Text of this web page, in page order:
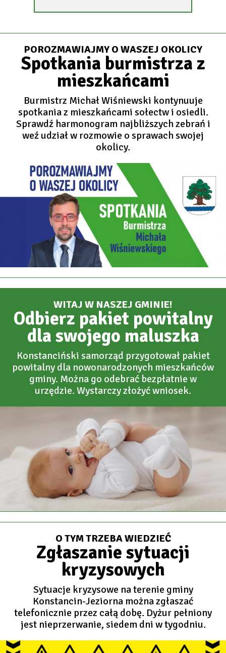
TAB
POROZMAWIAJMY O WASZEJ OKOLICY
Spotkania burmistrza z
mieszkańcami
Burmistrz Michał Wiśniewski kontynuuje
spotkania z mieszkańcami sołectw i osiedli.
Sprawdź harmonogram najbliższych zebrań i
weź udział w rozmowie o sprawach swojej
okolicy.
WITAJ W NASZEJ GMINIE!
Odbierz pakiet powitalny
dla swojego maluszka
Konstanciński samorząd przygotował pakiet
powitalny dla nowonarodzonych mieszkańców
gminy. Można go odebrać bezpłatnie w
urzędzie. Wystarczy złożyć wniosek.
O TYM TRZEBA WIEDZIEĆ
Zgłaszanie sytuacji
kryzysowych
Sytuacje kryzysowe na terenie gminy
Konstancin-Jeziorna można zgłaszać
telefonicznie przez całą dobę. Dyżur pełniony
jest nieprzerwanie, siedem dni w tygodniu.